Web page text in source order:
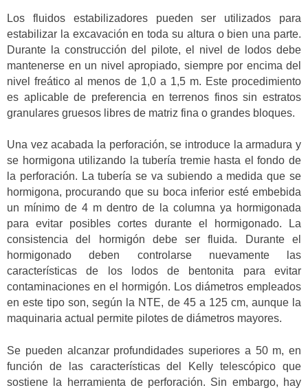
Los fluidos estabilizadores pueden ser utilizados para
estabilizar la excavación en toda su altura o bien una parte.
Durante la construcción del pilote, el nivel de lodos debe
mantenerse en un nivel apropiado, siempre por encima del
nivel freático al menos de 1,0 a 1,5 m. Este procedimiento
es aplicable de preferencia en terrenos finos sin estratos
granulares gruesos libres de matriz fina o grandes bloques.
Una vez acabada la perforación, se introduce la armadura y
se hormigona utilizando la tubería tremie hasta el fondo de
la perforación. La tubería se va subiendo a medida que se
hormigona, procurando que su boca inferior esté embebida
un mínimo de 4 m dentro de la columna ya hormigonada
para evitar posibles cortes durante el hormigonado. La
consistencia del hormigón debe ser fluida. Durante el
hormigonado deben controlarse nuevamente las
características de los lodos de bentonita para evitar
contaminaciones en el hormigón. Los diámetros empleados
en este tipo son, según la NTE, de 45 a 125 cm, aunque la
maquinaria actual permite pilotes de diámetros mayores.
Se pueden alcanzar profundidades superiores a 50 m, en
función de las características del Kelly telescópico que
sostiene la herramienta de perforación. Sin embargo, hay